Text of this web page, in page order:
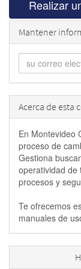
Realizar
Mantener
Acerca de esta
En Montevideo
proceso de
Gestiona
operatividad de
procesos y
Te ofrecemos
manuales de